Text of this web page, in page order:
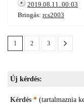
2019.08.11. 00:03
Bringás: rcs2003
1 2 3
Új kérdés:
Kérdés * (tartalmaznia